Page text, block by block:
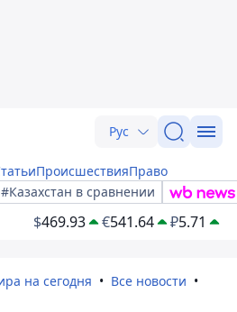
Рус
ПроисшествияПраво
#Казахстан в сравнении
$469.93 €541.64 ₽5.71
на сегодня
Все новости